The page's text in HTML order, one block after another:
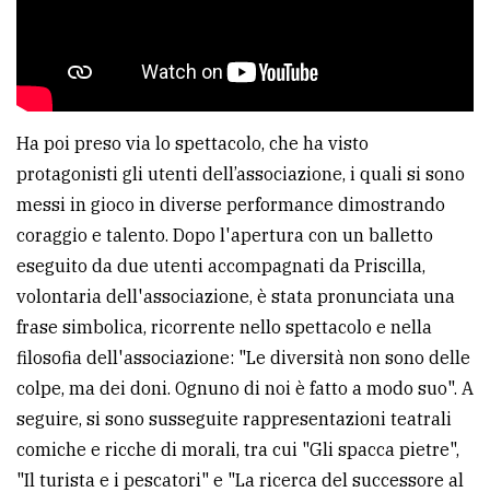
Ha poi preso via lo spettacolo, che ha visto
protagonisti gli utenti dell’associazione, i quali si sono
messi in gioco in diverse performance dimostrando
coraggio e talento. Dopo l'apertura con un balletto
eseguito da due utenti accompagnati da Priscilla,
volontaria dell'associazione, è stata pronunciata una
frase simbolica, ricorrente nello spettacolo e nella
filosofia dell'associazione: "Le diversità non sono delle
colpe, ma dei doni. Ognuno di noi è fatto a modo suo". A
seguire, si sono susseguite rappresentazioni teatrali
comiche e ricche di morali, tra cui "Gli spacca pietre",
"Il turista e i pescatori" e "La ricerca del successore al